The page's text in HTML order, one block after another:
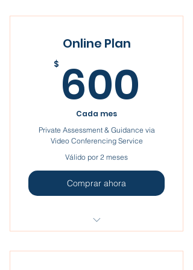
Online Plan
$ 600
Cada mes
Private Assessment & Guidance via
Video Conferencing Service
Válido por 2 meses
Comprar ahora